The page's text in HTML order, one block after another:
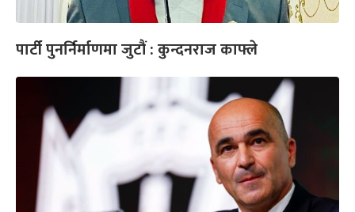
पार्टी पुनर्निर्माणमा जुटौं : कुन्दनराज काफ्ले